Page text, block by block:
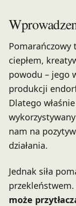
Pomarańczowy
ciepłem,
powodu – jego
produkcji
Dlatego
nam na
działania.
Jednak siła
przekleństwem.
może